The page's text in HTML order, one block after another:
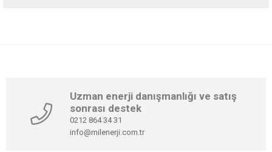
Uzman enerji danışmanlığı ve satış
sonrası destek
0212 864 34 31
info@milenerji.com.tr